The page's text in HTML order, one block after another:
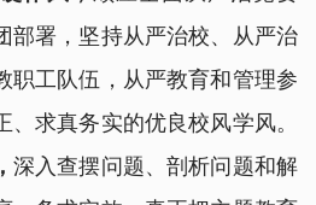
部署，坚持从严治校、从严治
职工队伍，从严教育和管理参
求真务实的优良校风学风。
深入查摆问题、剖析问题和解